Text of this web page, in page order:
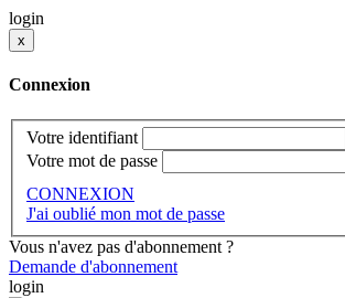
login
x
Connexion
Votre identifiant
Votre mot de passe
CONNEXION
J'ai oublié mon mot de passe
Vous n'avez pas d'abonnement ?
Demande d'abonnement
login